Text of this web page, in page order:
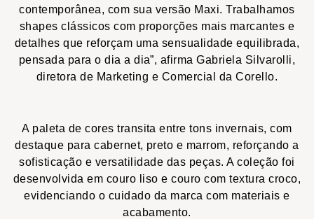
contemporânea, com sua versão Maxi. Trabalhamos
shapes clássicos com proporções mais marcantes e
detalhes que reforçam uma sensualidade equilibrada,
pensada para o dia a dia”, afirma Gabriela Silvarolli,
diretora de Marketing e Comercial da Corello.
A paleta de cores transita entre tons invernais, com
destaque para cabernet, preto e marrom, reforçando a
sofisticação e versatilidade das peças. A coleção foi
desenvolvida em couro liso e couro com textura croco,
evidenciando o cuidado da marca com materiais e
acabamento.